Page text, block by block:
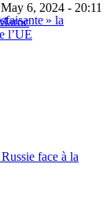
» la
l’UE
6, 2024 - 20:11
face à la